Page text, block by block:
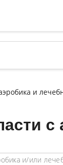
и
с
и/или